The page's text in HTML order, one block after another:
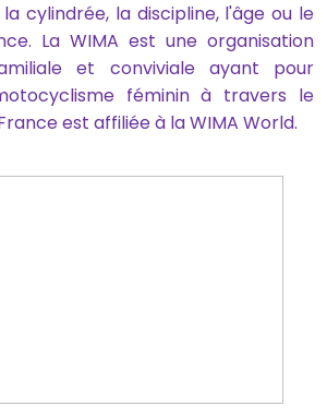
cylindrée, la discipline, l'âge ou le
La WIMA est une organisation
et conviviale ayant pour
féminin à travers le
est affiliée à la WIMA World.